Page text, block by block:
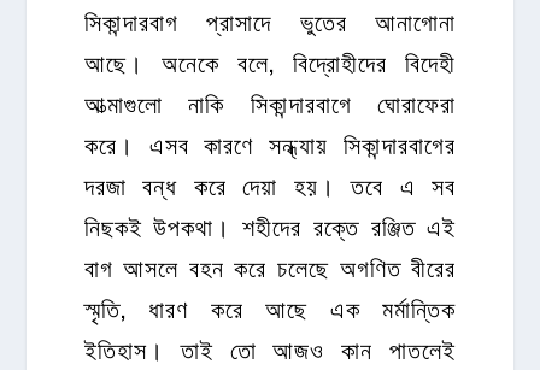
সিকান্দারবাগ প্রাসাদে ভুতের আনাগোনা
আছে। অনেকে বলে, বিদ্রোহীদের বিদেহী
আত্মাগুলো নাকি সিকান্দারবাগে ঘোরাফেরা
করে। এসব কারণে সন্ধ্যায় সিকান্দারবাগের
দরজা বন্ধ করে দেয়া হয়। তবে এ সব
নিছকই উপকথা। শহীদের রক্তে রঞ্জিত এই
বাগ আসলে বহন করে চলেছে অগণিত বীরের
স্মৃতি, ধারণ করে আছে এক মর্মান্তিক
ইতিহাস। তাই তো আজও কান পাতলেই